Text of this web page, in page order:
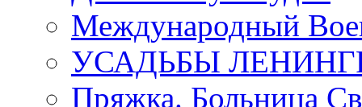
Международный
УСАДЬБЫ
Пряжка. Больница